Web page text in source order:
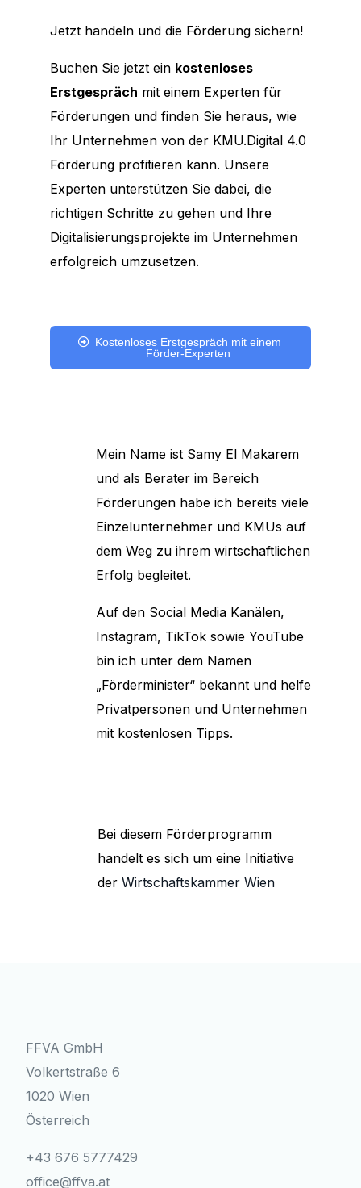
Jetzt handeln und die Förderung sichern!
Buchen Sie jetzt ein kostenloses
Erstgespräch mit einem Experten für
Förderungen und finden Sie heraus, wie
Ihr Unternehmen von der KMU.Digital 4.0
Förderung profitieren kann. Unsere
Experten unterstützen Sie dabei, die
richtigen Schritte zu gehen und Ihre
Digitalisierungsprojekte im Unternehmen
erfolgreich umzusetzen.
Kostenloses Erstgespräch mit einem
Förder-Experten
Mein Name ist Samy El Makarem
und als Berater im Bereich
Förderungen habe ich bereits viele
Einzelunternehmer und KMUs auf
dem Weg zu ihrem wirtschaftlichen
Erfolg begleitet.
Auf den Social Media Kanälen,
Instagram, TikTok sowie YouTube
bin ich unter dem Namen
„Förderminister“ bekannt und helfe
Privatpersonen und Unternehmen
mit kostenlosen Tipps.
Bei diesem Förderprogramm
handelt es sich um eine Initiative
der Wirtschaftskammer Wien
FFVA GmbH
Volkertstraße 6
1020 Wien
Österreich
+43 676 5777429
office@ffva.at